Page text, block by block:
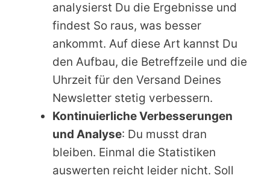
analysierst Du die Ergebnisse und
findest So raus, was besser
ankommt. Auf diese Art kannst Du
den Aufbau, die Betreffzeile und die
Uhrzeit für den Versand Deines
Newsletter stetig verbessern.
Kontinuierliche Verbesserungen
und Analyse: Du musst dran
bleiben. Einmal die Statistiken
auswerten reicht leider nicht. Soll